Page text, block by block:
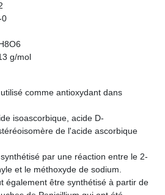
0
g/mol
comme antioxydant dans
isoascorbique, acide D-
de l'acide ascorbique
par une réaction entre le 2-
et le méthoxyde de sodium.
également être synthétisé à partir de